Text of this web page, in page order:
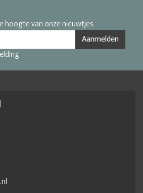
hoogte van onze nieuwtjes
Aanmelden